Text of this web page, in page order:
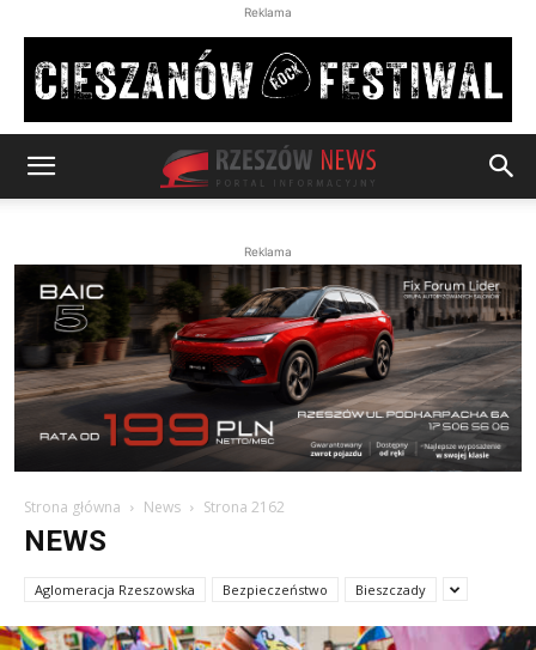
Reklama
Reklama
Strona główna News Strona 2162
NEWS
Aglomeracja Rzeszowska Bezpieczeństwo Bieszczady